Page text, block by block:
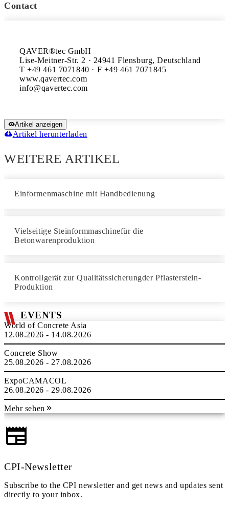
Contact
QAVER®tec GmbH
Lise-Meitner-Str. 2 · 24941 Flensburg, Deutschland
T +49 461 7071840 · F +49 461 7071845
www.qavertec.com
Artikel anzeigen
Artikel herunterladen
WEITERE ARTIKEL
Einformenmaschine mit Handbedienung
Vielseitige Steinformmaschinefür die
Betonwarenproduktion
Kontrollgerät zur Qualitätssicherungder Pflasterstein-
Produktion
EVENTS
World of Concrete Asia
12.08.2026 - 14.08.2026
Concrete Show
25.08.2026 - 27.08.2026
ExpoCAMACOL
26.08.2026 - 29.08.2026
Mehr sehen
CPI-Newsletter
Subscribe to the CPI newsletter and get news and updates sent
directly to your inbox.